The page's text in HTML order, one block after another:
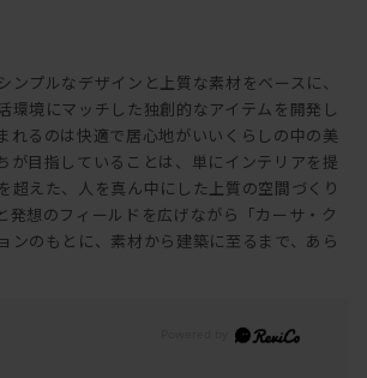
ンプルなデザインと上質な素材をベースに、
環境にマッチした独創的なアイテムを開発し
れるのは快適で居心地がいいくらしの中の美
が目指していることは、単にインテリアを提
超えた、人を真ん中にした上質の空間づくり
発想のフィールドを広げながら「カーサ・ク
ンのもとに、素材から建築に至るまで、あら